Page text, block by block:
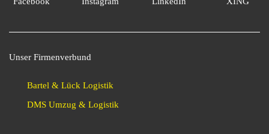
Unser Firmenverbund
Bartel & Lück Logistik
DMS Umzug & Logistik